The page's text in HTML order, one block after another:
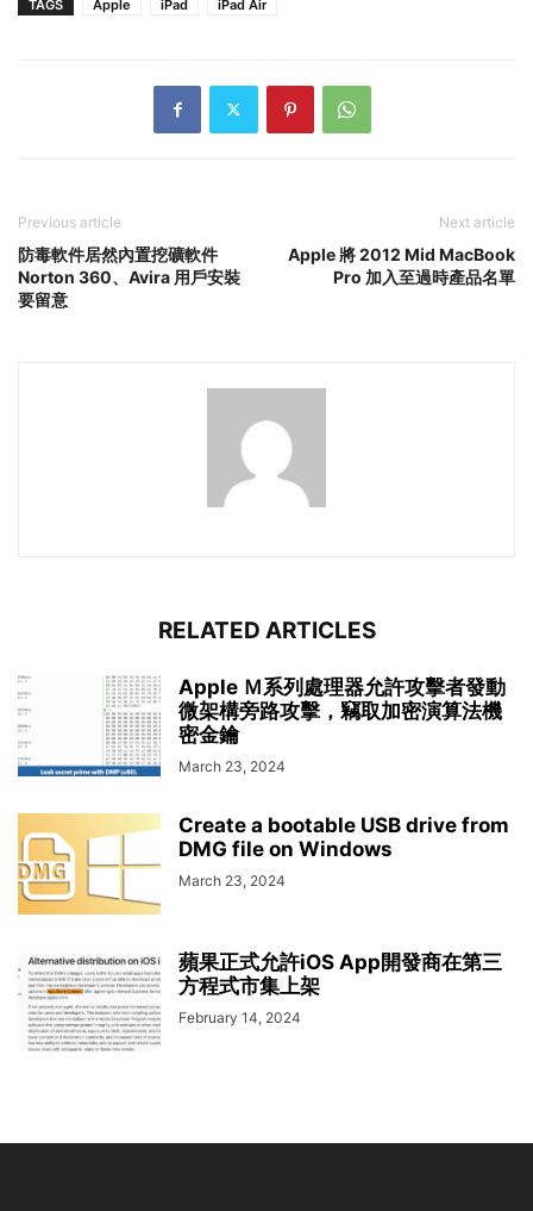
TAGS Apple iPad iPad Air
Previous article
防毒軟件居然內置挖礦軟件
Norton 360、Avira 用戶安裝
要留意
Next article
Apple 將 2012 Mid MacBook
Pro 加入至過時產品名單
RELATED ARTICLES
Apple Ｍ系列處理器允許攻擊者發動
微架構旁路攻擊，竊取加密演算法機
密金鑰
March 23, 2024
Create a bootable USB drive from
DMG file on Windows
March 23, 2024
蘋果正式允許iOS App開發商在第三
方程式市集上架
February 14, 2024